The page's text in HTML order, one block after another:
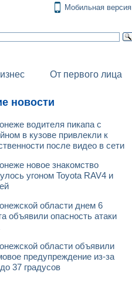
Мобильная версия
От первого лица
новости
водителя пикапа с
в кузове привлекли к
после видео в сети
новое знакомство
угоном Toyota RAV4 и
области днем 6
объявили опасность атаки
области объявили
предупреждение из-за
37 градусов